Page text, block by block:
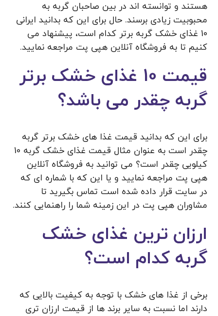
هستند و توانسته اند در بین صاحبان گربه به
محبوبیت زیادی برسند. حال برای این که بدانید ایرانی
10 غذای خشک گربه برتر کدام است، پیشنهاد می
کنیم تا به فروشگاه آنلاین هپی پت مراجعه نمایید.
قیمت 10 غذای خشک برتر
گربه چقدر می باشد؟
برای این که بدانید قیمت غذا های خشک برتر گربه
چقدر است به عنوان مثال قیمت غذای خشک گربه 10
کیلویی چقدر است؟ می‌ توانید به فروشگاه آنلاین
هپی پت مراجعه نمایید و یا این که با شماره ای که
در سایت قرار داده شده است تماس بگیرید تا
مشاوران هپی پت در این زمینه شما را راهنمایی کنند.
ارزان ترین غذای خشک
گربه کدام است؟
برخی از غذا های خشک با توجه به کیفیت بالایی که
دارند اما نسبت به سایر برند ها از قیمت ارزان تری